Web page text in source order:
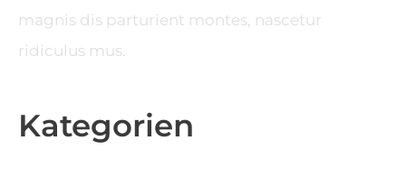
magnis dis parturient montes, nascetur
ridiculus mus.
Kategorien